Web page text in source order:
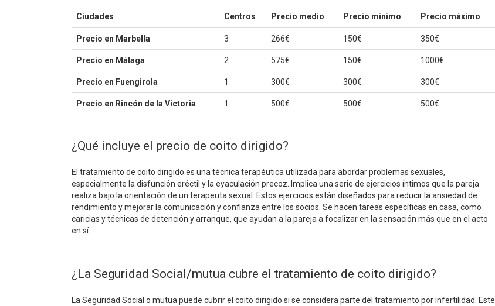
Ciudades Centros Precio medio Precio minimo Precio máximo
Precio en Marbella 3 266€ 150€ 350€
Precio en Málaga 2 575€ 150€ 1000€
Precio en Fuengirola 1 300€ 300€ 300€
Precio en Rincón de la Victoria 1 500€ 500€ 500€
¿Qué incluye el precio de coito dirigido?
El tratamiento de coito dirigido es una técnica terapéutica utilizada para abordar problemas sexuales,
especialmente la disfunción eréctil y la eyaculación precoz. Implica una serie de ejercicios íntimos que la pareja
realiza bajo la orientación de un terapeuta sexual. Estos ejercicios están diseñados para reducir la ansiedad de
rendimiento y mejorar la comunicación y confianza entre los socios. Se hacen tareas específicas en casa, como
caricias y técnicas de detención y arranque, que ayudan a la pareja a focalizar en la sensación más que en el acto
en sí.
¿La Seguridad Social/mutua cubre el tratamiento de coito dirigido?
La Seguridad Social o mutua puede cubrir el coito dirigido si se considera parte del tratamiento por infertilidad. Este